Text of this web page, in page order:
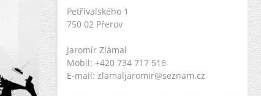
Petřivalského 1
750 02 Přerov
Jaromír Zlámal
Mobil: +420 734 717 516
E-mail: zlamaljaromir@seznam.cz